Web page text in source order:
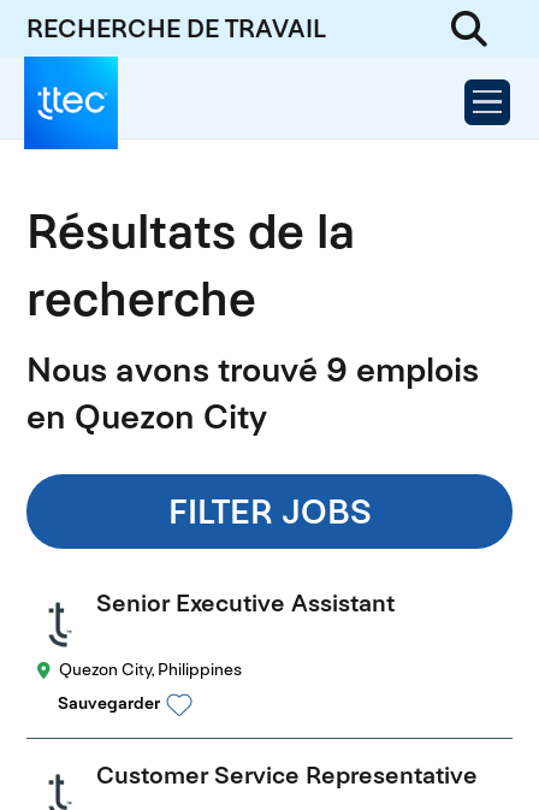
RECHERCHE DE TRAVAIL
Résultats de la
recherche
Nous avons trouvé 9 emplois
en Quezon City
FILTER JOBS
Senior Executive Assistant
Quezon City, Philippines
Sauvegarder
Customer Service Representative